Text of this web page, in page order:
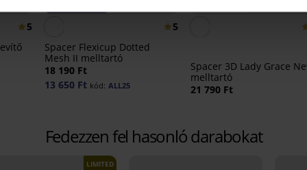
5
5
Spacer Flexicup Dotted
Mesh II melltartó
18 190 Ft
13 650 Ft kód: ALL25
Spacer 3D Lady Grace
melltartó
21 790 Ft
Fedezzen fel hasonló darabokat
LIMITED